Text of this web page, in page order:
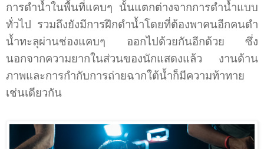
การดำน้ำในพื้นที่แคบๆ นั้นแตกต่างจากการดำน้ำแบบ
ทั่วไป รวมถึงยังมีการฝึกดำน้ำโดยที่ต้องพาคนอีกคนดำ
น้ำทะลุผ่านช่องแคบๆ ออกไปด้วยกันอีกด้วย ซึ่ง
นอกจากความยากในส่วนของนักแสดงแล้ว งานด้าน
ภาพและการกำกับการถ่ายฉากใต้น้ำก็มีความท้าทาย
เช่นเดียวกัน